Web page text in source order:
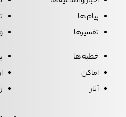
پیام ها
تفسیرها
خطبه ها
اماکن
آثار